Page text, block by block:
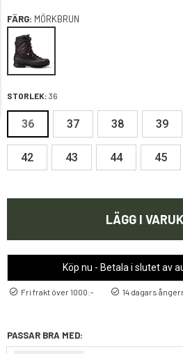
FÄRG: MÖRKBRUN
STORLEK: 36
36 37 38 39
42 43 44 45
LÄGG I
Köp nu - Betala i slutet av
Fri frakt över 1000:- 14 dagars
PASSAR BRA MED: